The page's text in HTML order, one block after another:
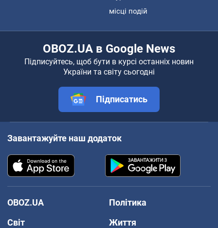
місці подій
OBOZ.UA в Google News
Підписуйтесь, щоб бути в курсі останніх новин
України та світу сьогодні
Підписатись
Завантажуйте наш додаток
OBOZ.UA
Політика
Світ
Життя